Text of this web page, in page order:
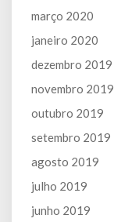
março 2020
janeiro 2020
dezembro 2019
novembro 2019
outubro 2019
setembro 2019
agosto 2019
julho 2019
junho 2019